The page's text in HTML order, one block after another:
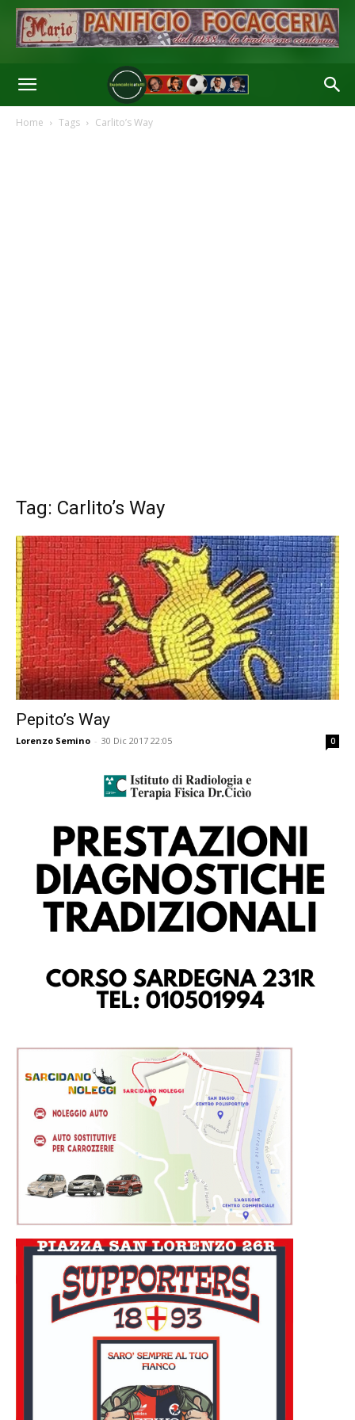
Home Tags Carlito’s Way
Tag: Carlito’s Way
Pepito’s Way
Lorenzo Semino - 30 Dic 2017 22:05 0